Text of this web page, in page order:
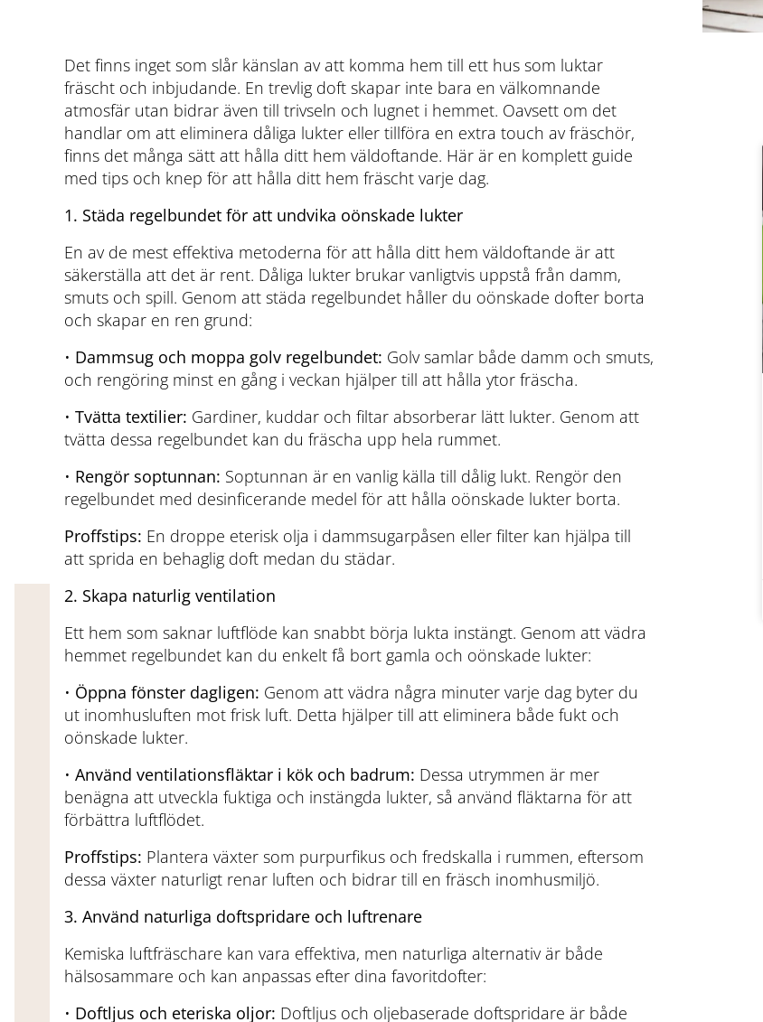
Det finns inget som slår känslan av att komma hem till ett hus som luktar
fräscht och inbjudande. En trevlig doft skapar inte bara en välkomnande
atmosfär utan bidrar även till trivseln och lugnet i hemmet. Oavsett om det
handlar om att eliminera dåliga lukter eller tillföra en extra touch av fräschör,
finns det många sätt att hålla ditt hem väldoftande. Här är en komplett guide
med tips och knep för att hålla ditt hem fräscht varje dag.
1. Städa regelbundet för att undvika oönskade lukter
En av de mest effektiva metoderna för att hålla ditt hem väldoftande är att
säkerställa att det är rent. Dåliga lukter brukar vanligtvis uppstå från damm,
smuts och spill. Genom att städa regelbundet håller du oönskade dofter borta
och skapar en ren grund:
• Dammsug och moppa golv regelbundet: Golv samlar både damm och smuts,
och rengöring minst en gång i veckan hjälper till att hålla ytor fräscha.
•Tvätta textilier: Gardiner, kuddar och filtar absorberar lätt lukter. Genom att
tvätta dessa regelbundet kan du fräscha upp hela rummet.
• Rengör soptunnan: Soptunnan är en vanlig källa till dålig lukt. Rengör den
regelbundet med desinficerande medel för att hålla oönskade lukter borta.
Proffstips: En droppe eterisk olja i dammsugarpåsen eller filter kan hjälpa till
att sprida en behaglig doft medan du städar.
2. Skapa naturlig ventilation
Ett hem som saknar luftflöde kan snabbt börja lukta instängt. Genom att vädra
hemmet regelbundet kan du enkelt få bort gamla och oönskade lukter:
• Öppna fönster dagligen: Genom att vädra några minuter varje dag byter du
ut inomhusluften mot frisk luft. Detta hjälper till att eliminera både fukt och
oönskade lukter.
•Använd ventilationsfläktar i kök och badrum: Dessa utrymmen är mer
benägna att utveckla fuktiga och instängda lukter, så använd fläktarna för att
förbättra luftflödet.
Proffstips: Plantera växter som purpurfikus och fredskalla i rummen, eftersom
dessa växter naturligt renar luften och bidrar till en fräsch inomhusmiljö.
3. Använd naturliga doftspridare och luftrenare
Kemiska luftfräschare kan vara effektiva, men naturliga alternativ är både
hälsosammare och kan anpassas efter dina favoritdofter:
• Doftljus och eteriska oljor: Doftljus och oljebaserade doftspridare är både